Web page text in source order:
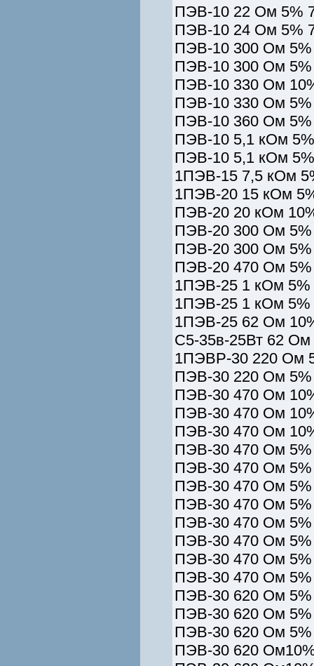
ПЭВ-10 22 Ом 5%
ПЭВ-10 24 Ом 5%
ПЭВ-10 300 Ом 5%
ПЭВ-10 300 Ом 5%
ПЭВ-10 330 Ом
ПЭВ-10 330 Ом 5%
ПЭВ-10 360 Ом 5%
ПЭВ-10 5,1 кОм
ПЭВ-10 5,1 кОм
1ПЭВ-15 7,5 кОм
1ПЭВ-20 15 кОм
ПЭВ-20 20 кОм
ПЭВ-20 300 Ом 5%
ПЭВ-20 300 Ом 5%
ПЭВ-20 470 Ом 5%
1ПЭВ-25 1 кОм 5%
1ПЭВ-25 1 кОм 5%
1ПЭВ-25 62 Ом
С5-35в-25Вт 62 Ом
1ПЭВР-30 220 Ом
ПЭВ-30 220 Ом 5%
ПЭВ-30 470 Ом
ПЭВ-30 470 Ом
ПЭВ-30 470 Ом
ПЭВ-30 470 Ом 5%
ПЭВ-30 470 Ом 5%
ПЭВ-30 470 Ом 5%
ПЭВ-30 470 Ом 5%
ПЭВ-30 470 Ом 5%
ПЭВ-30 470 Ом 5%
ПЭВ-30 470 Ом 5%
ПЭВ-30 470 Ом 5%
ПЭВ-30 620 Ом 5%
ПЭВ-30 620 Ом 5%
ПЭВ-30 620 Ом 5%
ПЭВ-30 620